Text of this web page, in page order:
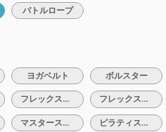
バトルロープ
ヨガベルト ボルスター
フレックスバレル フレックスクッション
マスターストレッチ ピラティスマシン：チェアー